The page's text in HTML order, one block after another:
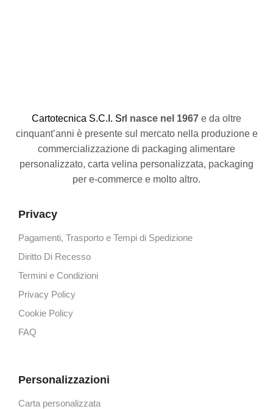
Cartotecnica S.C.I. Srl nasce nel 1967 e da oltre
cinquant’anni è presente sul mercato nella produzione e
commercializzazione di packaging alimentare
personalizzato, carta velina personalizzata, packaging
per e-commerce e molto altro.
Privacy
Pagamenti, Trasporto e Tempi di Spedizione
Diritto Di Recesso
Termini e Condizioni
Privacy Policy
Cookie Policy
FAQ
Personalizzazioni
Carta personalizzata